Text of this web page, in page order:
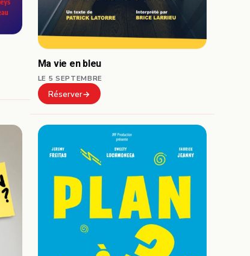
Ma vie en bleu
LE 5 SEPTEMBRE
Réserver